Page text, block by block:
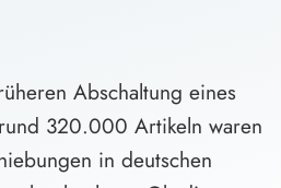
Abschaltung eines
320.000 Artikeln waren
in deutschen